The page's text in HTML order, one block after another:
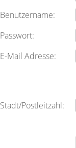
Benutzername:
Passwort:
E-Mail Adresse:
Stadt/Postleitzahl: